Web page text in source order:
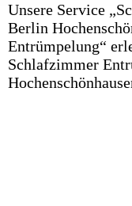
Unsere Service
Berlin
Entrümpelung“
Schlafzimmer